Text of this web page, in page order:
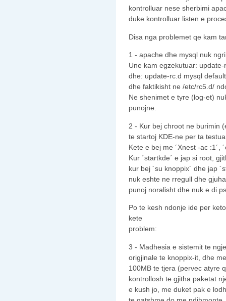
kontrolluar nese sherbimi
duke kontrolluar listen e
Disa nga problemet qe kam
1 - apache dhe mysql nuk
Une kam egzekutuar:
dhe: update-rc.d mysql
dhe faktikisht ne /etc/rc5.d/
Ne shenimet e tyre (log-et)
punojne.
2 - Kur bej chroot ne burimin
te startoj KDE-ne per ta
Kete e bej me ´Xnest -ac :1´,
Kur ´startkde´ e jap si root,
kur bej ´su knoppix´ dhe jap
nuk eshte ne rregull dhe
punoj noralisht dhe nuk e di
Po te kesh ndonje ide per
kete
problem:
3 - Madhesia e sistemit te
origjinale te knoppix-it, dhe
100MB te tjera (pervec atyre
kontrollosh te gjitha paketat
e kush jo, me duket pak e